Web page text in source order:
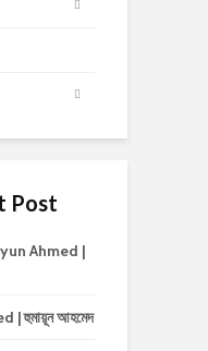
Post
Ahmed |
হুমায়ূন আহমেদ